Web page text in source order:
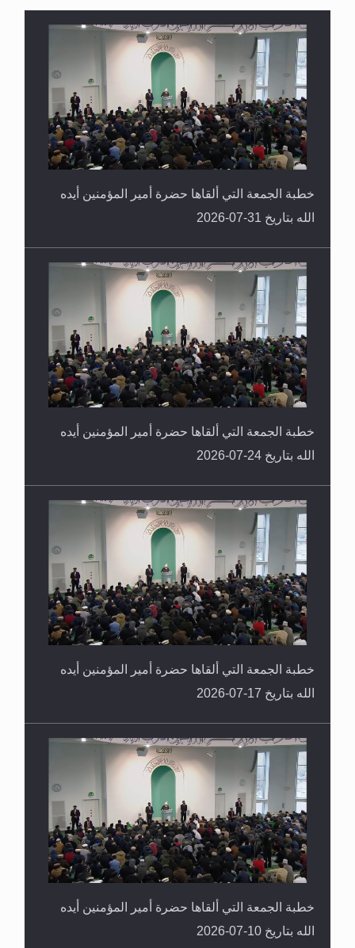
القرآن قاضٍ وحكمٌ على السنة ومهيمنٌ عليها.. ليس
العكس
خطبة الجمعة التي ألقاها حضرة أمير المؤمنين أيده
الله بتاريخ 31-07-2026
خطبة الجمعة التي ألقاها حضرة أمير المؤمنين أيده
الله بتاريخ 24-07-2026
خطبة الجمعة التي ألقاها حضرة أمير المؤمنين أيده
الله بتاريخ 17-07-2026
خطبة الجمعة التي ألقاها حضرة أمير المؤمنين أيده
الله بتاريخ 10-07-2026